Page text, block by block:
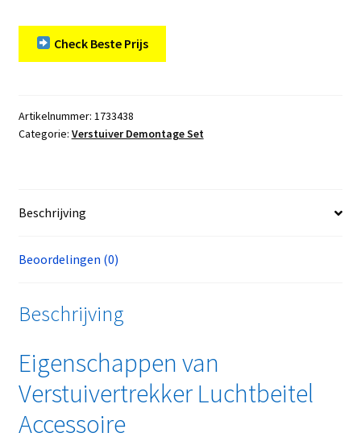
Check Beste Prijs
Artikelnummer: 1733438
Categorie: Verstuiver Demontage Set
Beschrijving
Beoordelingen (0)
Beschrijving
Eigenschappen van
Verstuivertrekker Luchtbeitel
Accessoire